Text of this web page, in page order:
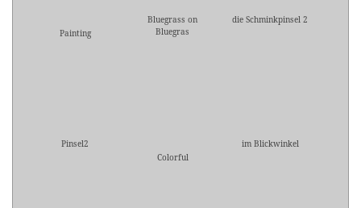
Painting
Bluegrass on
Bluegras
die Schminkpinsel 2
Pinsel2
Colorful
im Blickwinkel